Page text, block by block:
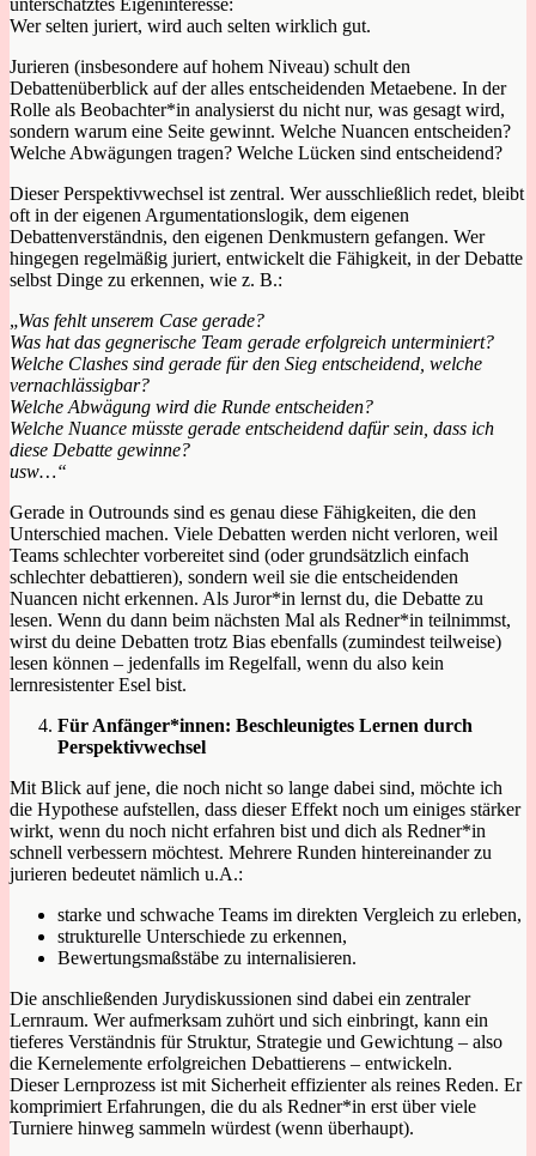
Wer selten juriert, wird auch selten wirklich gut.
Jurieren (insbesondere auf hohem Niveau) schult den
Debattenüberblick auf der alles entscheidenden Metaebene. In der
Rolle als Beobachter*in analysierst du nicht nur, was gesagt wird,
sondern warum eine Seite gewinnt. Welche Nuancen entscheiden?
Welche Abwägungen tragen? Welche Lücken sind entscheidend?
Dieser Perspektivwechsel ist zentral. Wer ausschließlich redet, bleibt
oft in der eigenen Argumentationslogik, dem eigenen
Debattenverständnis, den eigenen Denkmustern gefangen. Wer
hingegen regelmäßig juriert, entwickelt die Fähigkeit, in der Debatte
selbst Dinge zu erkennen, wie z. B.:
„Was fehlt unserem Case gerade?
Was hat das gegnerische Team gerade erfolgreich unterminiert?
Welche Clashes sind gerade für den Sieg entscheidend, welche
vernachlässigbar?
Welche Abwägung wird die Runde entscheiden?
Welche Nuance müsste gerade entscheidend dafür sein, dass ich
diese Debatte gewinne?
usw…“
Gerade in Outrounds sind es genau diese Fähigkeiten, die den
Unterschied machen. Viele Debatten werden nicht verloren, weil
Teams schlechter vorbereitet sind (oder grundsätzlich einfach
schlechter debattieren), sondern weil sie die entscheidenden
Nuancen nicht erkennen. Als Juror*in lernst du, die Debatte zu
lesen. Wenn du dann beim nächsten Mal als Redner*in teilnimmst,
wirst du deine Debatten trotz Bias ebenfalls (zumindest teilweise)
lesen können – jedenfalls im Regelfall, wenn du also kein
lernresistenter Esel bist.
Für Anfänger*innen: Beschleunigtes Lernen durch
Perspektivwechsel
Mit Blick auf jene, die noch nicht so lange dabei sind, möchte ich
die Hypothese aufstellen, dass dieser Effekt noch um einiges stärker
wirkt, wenn du noch nicht erfahren bist und dich als Redner*in
schnell verbessern möchtest. Mehrere Runden hintereinander zu
jurieren bedeutet nämlich u.A.:
starke und schwache Teams im direkten Vergleich zu erleben,
strukturelle Unterschiede zu erkennen,
Bewertungsmaßstäbe zu internalisieren.
Die anschließenden Jurydiskussionen sind dabei ein zentraler
Lernraum. Wer aufmerksam zuhört und sich einbringt, kann ein
tieferes Verständnis für Struktur, Strategie und Gewichtung – also
die Kernelemente erfolgreichen Debattierens – entwickeln.
Dieser Lernprozess ist mit Sicherheit effizienter als reines Reden. Er
komprimiert Erfahrungen, die du als Redner*in erst über viele
Turniere hinweg sammeln würdest (wenn überhaupt).